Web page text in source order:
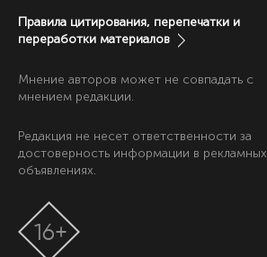
Правила цитирования, перепечатки и
переработки материалов
Мнение авторов может не совпадать с
мнением редакции.
Редакция не несет ответственности за
достоверность информации в рекламных
объявлениях.
16+